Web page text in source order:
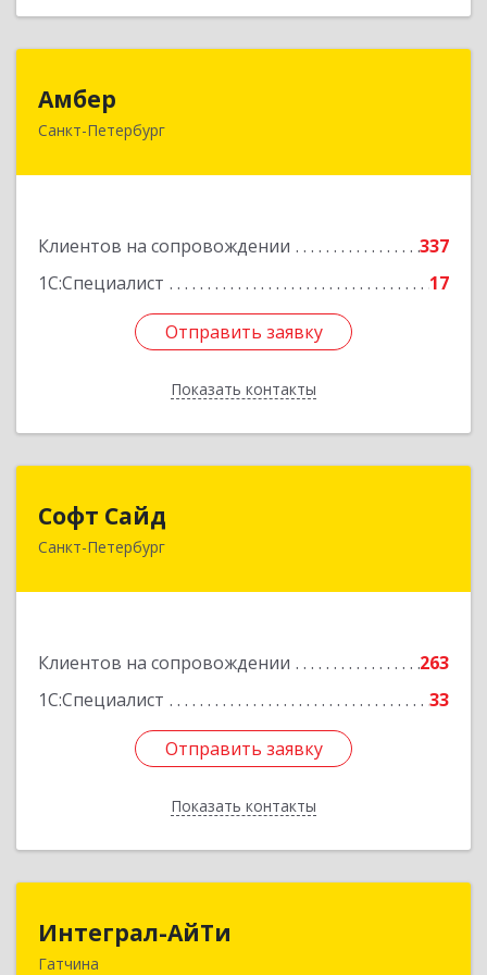
Амбер
Санкт-Петербург
Клиентов на сопровождении
337
1С:Специалист
17
Отправить заявку
Показать контакты
191119, Санкт-Петербург г, Правды ул, дом №
Отправить заявку
Назад
Софт Сайд
Санкт-Петербург
Клиентов на сопровождении
263
1С:Специалист
33
Отправить заявку
Показать контакты
190020, Санкт-Петербург г, Рижский пр, дом №
Отправить заявку
Назад
Интеграл-АйТи
Гатчина188300, Ленинградская обл, Гатчинский р-н,